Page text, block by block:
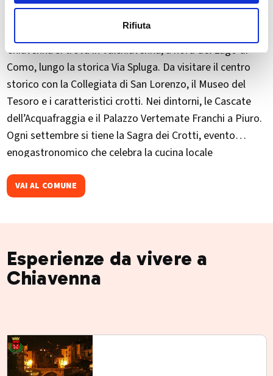
Rifiuta
Chiavenna si trova in Valchiavenna, a nord del Lago di
Como, lungo la storica Via Spluga. Da visitare il centro
storico con la Collegiata di San Lorenzo, il Museo del
Tesoro e i caratteristici crotti. Nei dintorni, le Cascate
dell’Acquafraggia e il Palazzo Vertemate Franchi a Piuro.
Ogni settembre si tiene la Sagra dei Crotti, evento
enogastronomico che celebra la cucina locale
VAI AL COMUNE
Esperienze da vivere a
Chiavenna